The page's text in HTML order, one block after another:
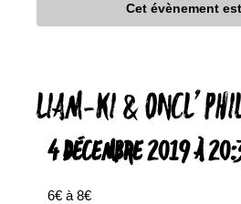
Cet évènement
LIAM-KI & ONCL’
4 DÉCEMBRE 2019 À
6€ à 8€